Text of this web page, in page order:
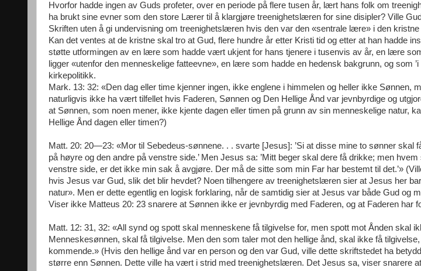
Hvorfor hadde ingen av Guds profeter, over en periode på flere tusen år, lært hans folk om
ha brukt sine evner som den store Lærer til å klargjøre treenighetslæren for sine disipler? Ville
Skriften uten å gi undervisning om treenighetslæren hvis den var den «sentrale lære» i den kristne
Kan det ventes at de kristne skal tro at Gud, flere hundre år etter Kristi tid og etter at han hadde
støtte utformingen av en lære som hadde vært ukjent for hans tjenere i tusenvis av år, en lære
ligger «utenfor den menneskelige fatteevne», en lære som hadde en hedensk bakgrunn, og som
kirkepolitikk.
Mark. 13: 32: «Den dag eller time kjenner ingen, ikke englene i himmelen og heller ikke Sønnen,
naturligvis ikke ha vært tilfellet hvis Faderen, Sønnen og Den Hellige Ånd var jevnbyrdige og
at Sønnen, som noen mener, ikke kjente dagen eller timen på grunn av sin menneskelige natur,
Hellige Ånd dagen eller timen?)
Matt. 20: 20—23: «Mor til Sebedeus-sønnene. . . svarte [Jesus]: ’Si at disse mine to sønner skal
på høyre og den andre på venstre side.’ Men Jesus sa: ’Mitt beger skal dere få drikke; men
venstre side, er det ikke min sak å avgjøre. Der må de sitte som min Far har bestemt til det.’»
hvis Jesus var Gud, slik det blir hevdet? Noen tilhengere av treenighetslæren sier at Jesus her
natur». Men er dette egentlig en logisk forklaring, når de samtidig sier at Jesus var både Gud og
Viser ikke Matteus 20: 23 snarere at Sønnen ikke er jevnbyrdig med Faderen, og at Faderen har
Matt. 12: 31, 32: «All synd og spott skal menneskene få tilgivelse for, men spott mot Ånden skal
Menneskesønnen, skal få tilgivelse. Men den som taler mot den hellige ånd, skal ikke få
kommende.» (Hvis den hellige ånd var en person og den var Gud, ville dette skriftstedet ha
større enn Sønnen. Dette ville ha vært i strid med treenighetslæren. Det Jesus sa, viser snarere